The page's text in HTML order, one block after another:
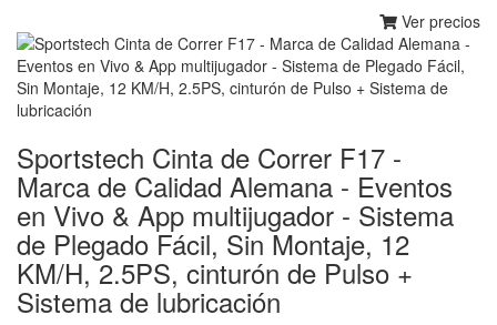
Ver precios
Sportstech Cinta de Correr F17 -
Marca de Calidad Alemana - Eventos
en Vivo & App multijugador - Sistema
de Plegado Fácil, Sin Montaje, 12
KM/H, 2.5PS, cinturón de Pulso +
Sistema de lubricación